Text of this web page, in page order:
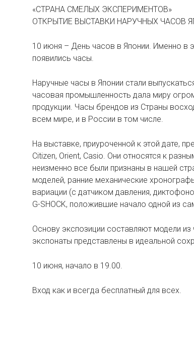
«СТРАНА СМЕЛЫХ ЭКСПЕРИМЕНТОВ»
ОТКРЫТИЕ ВЫСТАВКИ НАРУЧНЫХ ЧАСОВ
10 июня – День часов в Японии. Именно в
появились часы.
Наручные часы в Японии стали
часовая промышленность дала миру
продукции. Часы брендов из Страны
всем мире, и в России в том числе.
На выставке, приуроченной к этой дате,
Сitizen, Orient, Сasio. Они относятся к
неизменно все были признаны в нашей
моделей, ранние механические
вариации (с датчиком давления,
G-SHOCK, положившие начало одной из
Основу экспозиции составляют модели
экспонаты представлены в идеальной
10 июня, начало в 19.00.
Вход как и всегда бесплатный для всех.